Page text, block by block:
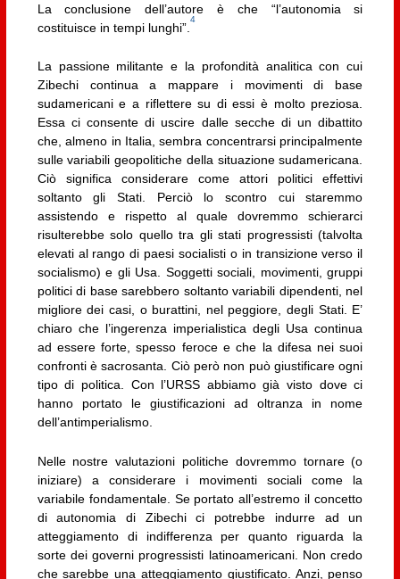
La conclusione dell’autore è che “l’autonomia si
costituisce in tempi lunghi”.
4
La passione militante e la profondità analitica con cui
Zibechi continua a mappare i movimenti di base
sudamericani e a riflettere su di essi è molto preziosa.
Essa ci consente di uscire dalle secche di un dibattito
che, almeno in Italia, sembra concentrarsi principalmente
sulle variabili geopolitiche della situazione sudamericana.
Ciò significa considerare come attori politici effettivi
soltanto gli Stati. Perciò lo scontro cui staremmo
assistendo e rispetto al quale dovremmo schierarci
risulterebbe solo quello tra gli stati progressisti (talvolta
elevati al rango di paesi socialisti o in transizione verso il
socialismo) e gli Usa. Soggetti sociali, movimenti, gruppi
politici di base sarebbero soltanto variabili dipendenti, nel
migliore dei casi, o burattini, nel peggiore, degli Stati. E’
chiaro che l’ingerenza imperialistica degli Usa continua
ad essere forte, spesso feroce e che la difesa nei suoi
confronti è sacrosanta. Ciò però non può giustificare ogni
tipo di politica. Con l’URSS abbiamo già visto dove ci
hanno portato le giustificazioni ad oltranza in nome
dell’antimperialismo.
Nelle nostre valutazioni politiche dovremmo tornare (o
iniziare) a considerare i movimenti sociali come la
variabile fondamentale. Se portato all’estremo il concetto
di autonomia di Zibechi ci potrebbe indurre ad un
atteggiamento di indifferenza per quanto riguarda la
sorte dei governi progressisti latinoamericani. Non credo
che sarebbe una atteggiamento giustificato. Anzi, penso